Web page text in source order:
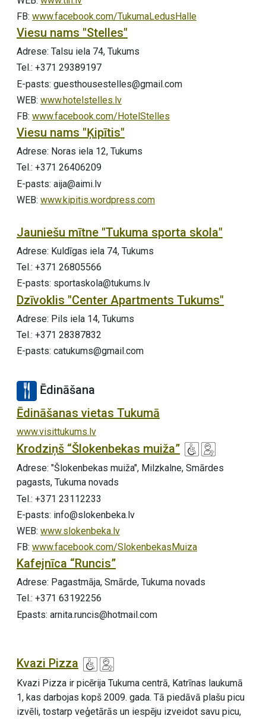
FB: www.facebook.com/TukumaLedusHalle
Viesu nams "Stelles"
Adrese: Talsu iela 74, Tukums
Tel.: +371 29389197
E-pasts: guesthousestelles@gmail.com
WEB: www.hotelstelles.lv
FB: www.facebook.com/HotelStelles
Viesu nams "Ķipītis"
Adrese: Noras iela 12, Tukums
Tel.: +371 26406209
E-pasts: aija@aimi.lv
WEB: www.kipitis.wordpress.com
Jauniešu mītne "Tukuma sporta skola"
Adrese: Kuldīgas iela 74, Tukums
Tel.: +371 26805566
E-pasts: sportaskola@tukums.lv
Dzīvoklis "Center Apartments Tukums"
Adrese: Pils iela 14, Tukums
Tel.: +371 28387832
E-pasts: catukums@gmail.com
Ēdināšana
Ēdināšanas vietas Tukumā
www.visittukums.lv
Krodziņš “Šlokenbekas muiža”
Adrese: "Šlokenbekas muiža", Milzkalne, Smārdes
pagasts, Tukuma novads
Tel.: +371 23112233
E-pasts: info@slokenbeka.lv
WEB: www.slokenbeka.lv
FB: www.facebook.com/SlokenbekasMuiza
Kafejnīca “Runcis”
Adrese: Pagastmāja, Smārde, Tukuma novads
Tel.: +371 63192256
Epasts: arnita.runcis@hotmail.com
Kvazi Pizza
Kvazi Pizza ir picērija Tukuma centrā, Katrīnas laukumā
1, kas darbojas kopš 2009. gada. Tā piedāvā plašu picu
izvēli, tostarp veģetārās un iespēju izveidot savu picu,